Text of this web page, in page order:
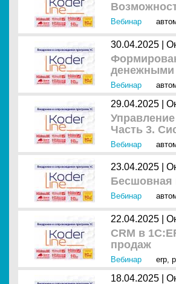
Вебинар
30.04.2025 |
денежными
Вебинар
29.04.2025 |
Часть 3.
Вебинар
23.04.2025 |
Бесшовная
Вебинар
22.04.2025 |
CRM в
продаж
Вебинар erp,
18.04.2025 |